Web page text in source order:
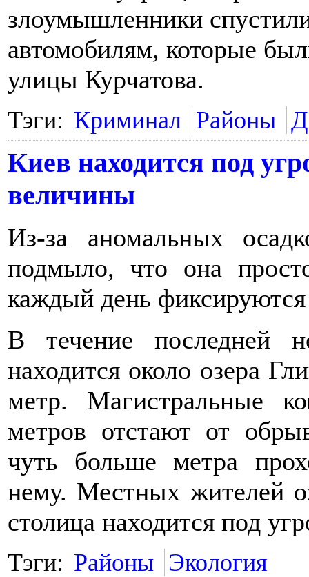
злоумышленники
автомобилям, которые
улицы Курчатова.
Тэги: Криминал Районы
Киев находится под
величины
Из-за аномальных
подмыло, что она
каждый день
В течение последней
находится около озера
метр. Магистральные
метров отстают от
чуть больше метра
нему. Местных жителей
столица находится под
Тэги: Районы Экология